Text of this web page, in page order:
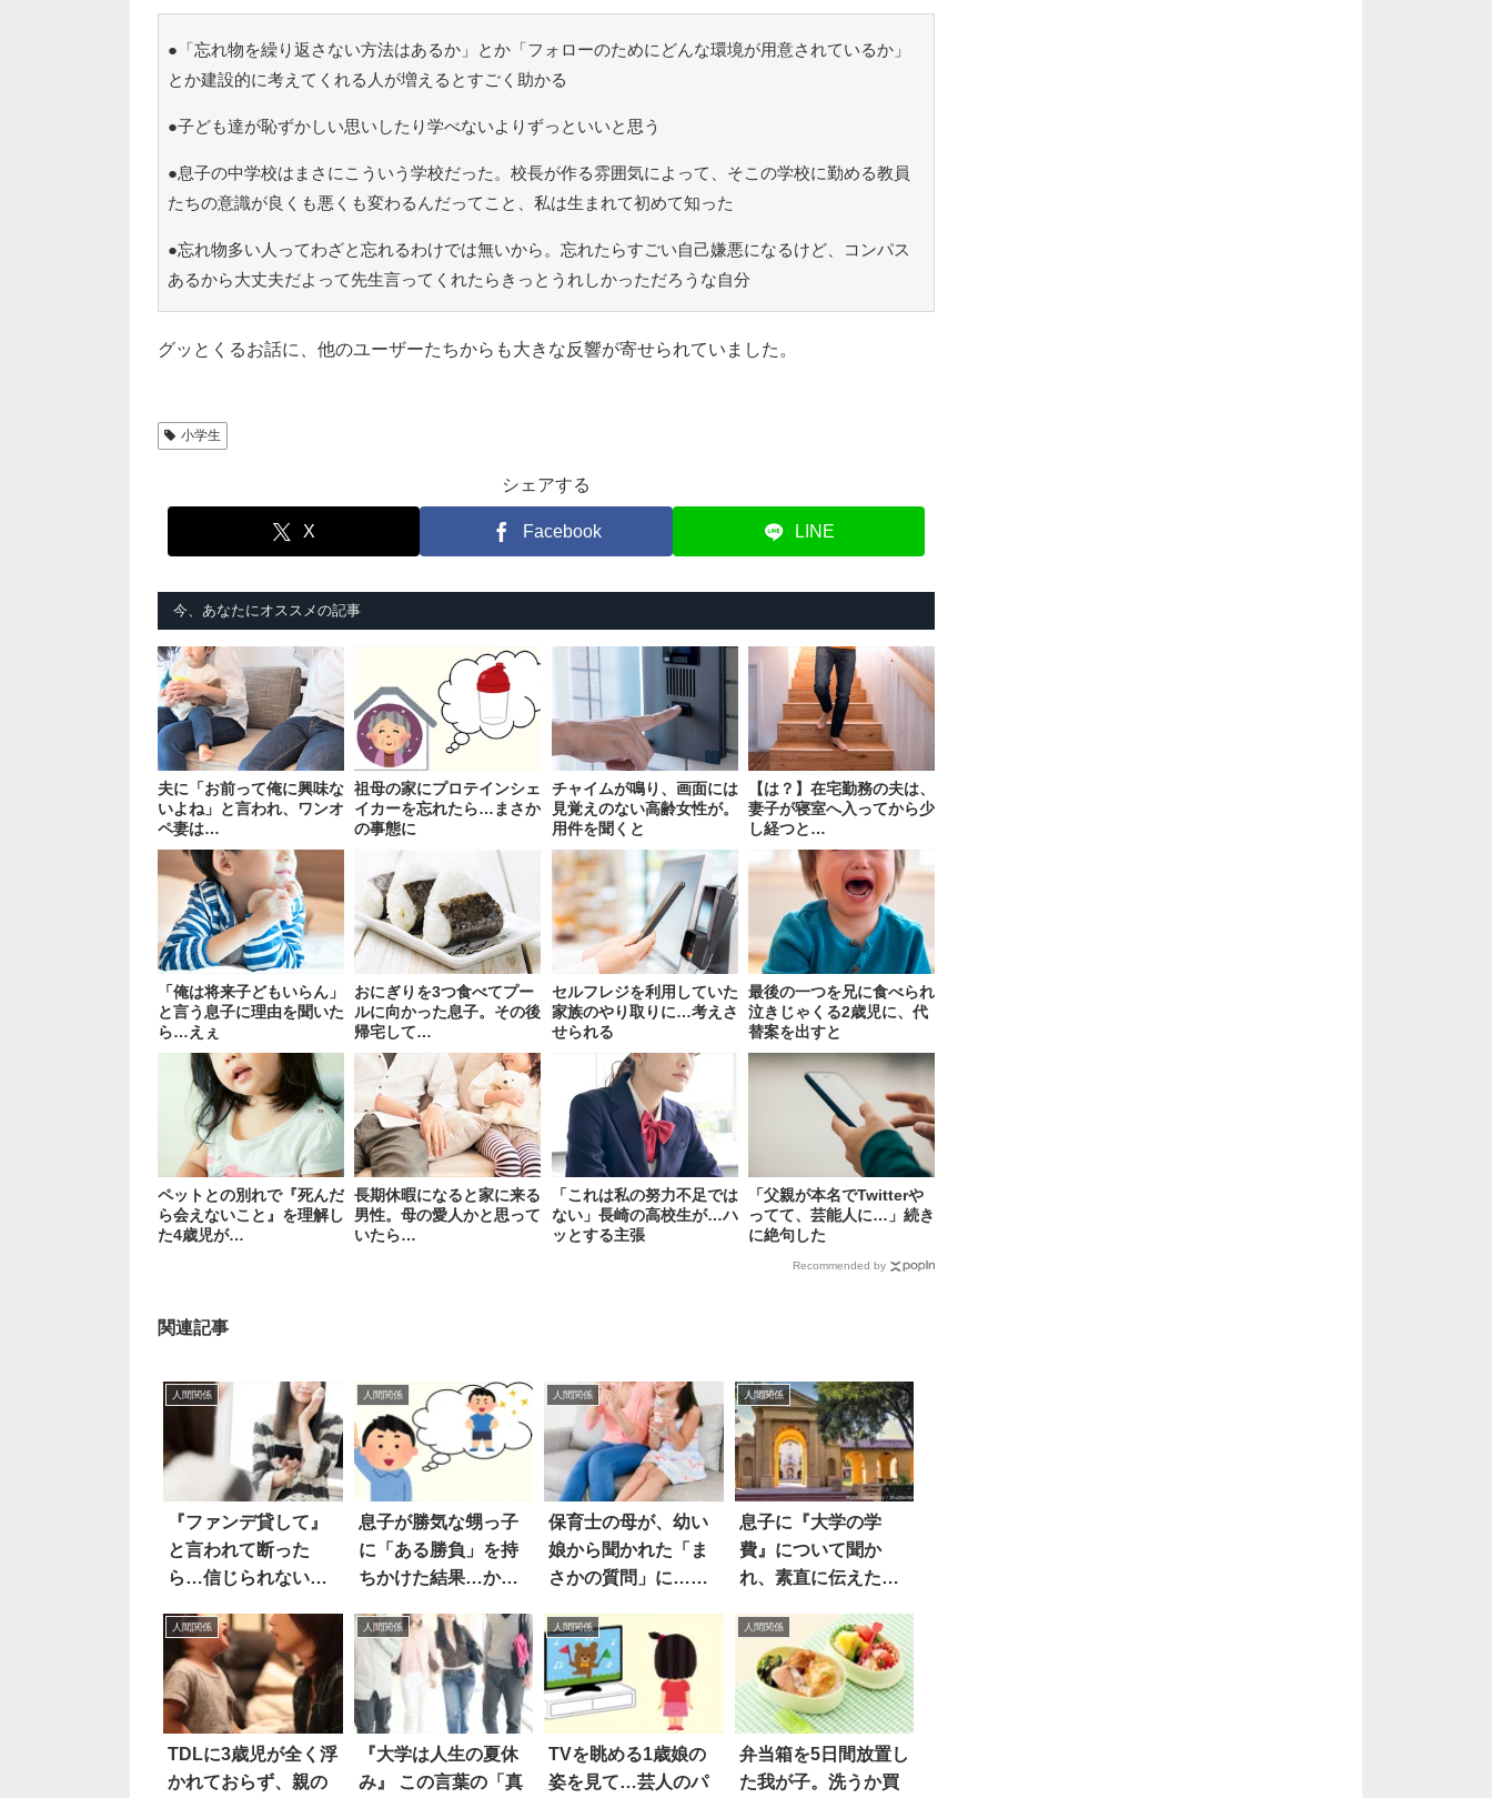
●「忘れ物を繰り返さない方法はあるか」とか「フォローのためにどんな環境が用意されているか」
とか建設的に考えてくれる人が増えるとすごく助かる
●子ども達が恥ずかしい思いしたり学べないよりずっといいと思う
●息子の中学校はまさにこういう学校だった。校長が作る雰囲気によって、そこの学校に勤める教員
たちの意識が良くも悪くも変わるんだってこと、私は生まれて初めて知った
●忘れ物多い人ってわざと忘れるわけでは無いから。忘れたらすごい自己嫌悪になるけど、コンパス
あるから大丈夫だよって先生言ってくれたらきっとうれしかっただろうな自分
グッとくるお話に、他のユーザーたちからも大きな反響が寄せられていました。
小学生
シェアする
X Facebook LINE
今、あなたにオススメの記事
夫に「お前って俺に興味な
いよね」と言われ、ワンオ
ペ妻は…
祖母の家にプロテインシェ
イカーを忘れたら…まさか
の事態に
チャイムが鳴り、画面には
見覚えのない高齢女性が。
用件を聞くと
【は？】在宅勤務の夫は、
妻子が寝室へ入ってから少
し経つと…
「俺は将来子どもいらん」
と言う息子に理由を聞いた
ら…えぇ
おにぎりを3つ食べてプー
ルに向かった息子。その後
帰宅して…
セルフレジを利用していた
家族のやり取りに…考えさ
せられる
最後の一つを兄に食べられ
泣きじゃくる2歳児に、代
替案を出すと
ペットとの別れで『死んだ
ら会えないこと』を理解し
た4歳児が…
長期休暇になると家に来る
男性。母の愛人かと思って
いたら…
「これは私の努力不足では
ない」長崎の高校生が…ハ
ッとする主張
「父親が本名でTwitterや
ってて、芸能人に…」続き
に絶句した
Recommended by
関連記事
人間関係
『ファンデ貸して』
と言われて断った
ら…信じられない結
人間関係
息子が勝気な甥っ子
に「ある勝負」を持
ちかけた結果…か、
人間関係
保育士の母が、幼い
娘から聞かれた「ま
さかの質問」に…ホ
人間関係
息子に『大学の学
費』について聞か
れ、素直に伝えた
人間関係
TDLに3歳児が全く浮
かれておらず、親の
人間関係
『大学は人生の夏休
み』 この言葉の「真
人間関係
TVを眺める1歳娘の
姿を見て…芸人のパ
人間関係
弁当箱を5日間放置し
た我が子。洗うか買